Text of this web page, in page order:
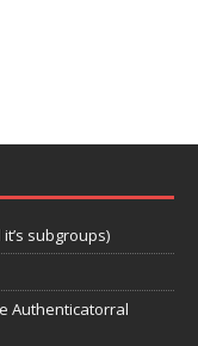
subgroups)
Authenticatorral